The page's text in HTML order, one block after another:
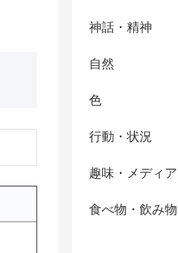
神話・精神
自然
色
行動・状況
趣味・メディア
食べ物・飲み物